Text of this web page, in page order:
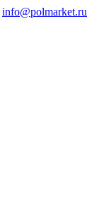
info@polmarket.ru